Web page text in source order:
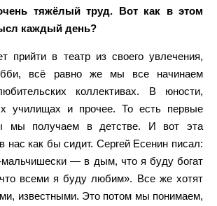
тяжёлый труд. Вот как в этом
каждый день?
прийти в театр из своего увлечения,
всё равно же мы все начинаем
коллективах. В юности,
училищах и прочее. То есть первые
мы получаем в детстве. И вот эта
нас как бы сидит. Сергей Есенин писал:
— в дым, что я буду богат
всеми я буду любим». Все же хотят
известными. Это потом мы понимаем,